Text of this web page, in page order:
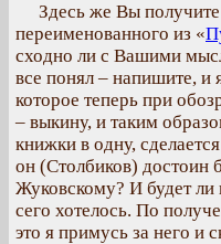
Здесь же Вы
переименованного из «
сходно ли с Вашими
все понял – напишите,
которое теперь при
– выкину, и таким
книжки в одну,
он (Столбиков)
Жуковскому? И будет ли
сего хотелось. По
это я примусь за него и